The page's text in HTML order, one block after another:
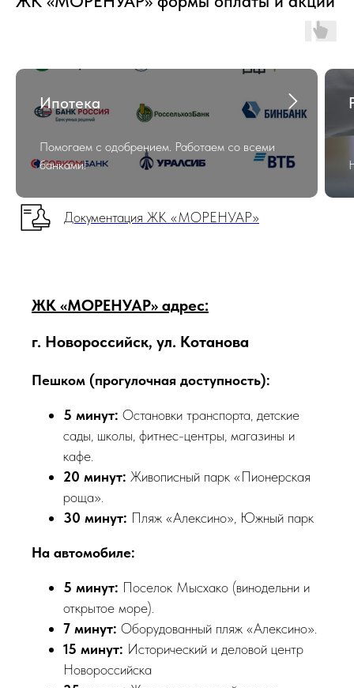
Ипотека
Помогаем с одобрением. Работаем со всеми
банками!
Документация ЖК «МОРЕНУАР»
ЖК «МОРЕНУАР» адрес:
г. Новороссийск, ул. Котанова
Пешком (прогулочная доступность):
5 минут: Остановки транспорта, детские
сады, школы, фитнес-центры, магазины и
кафе.
20 минут: Живописный парк «Пионерская
роща».
30 минут: Пляж «Алексино», Южный парк
На автомобиле:
5 минут: Поселок Мысхако (винодельни и
открытое море).
7 минут: Оборудованный пляж «Алексино».
15 минут: Исторический и деловой центр
Новороссийска